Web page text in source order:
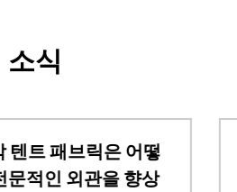
소식
아키텍처 멤브레인이 현대
상적인 선택이 되는 이유는